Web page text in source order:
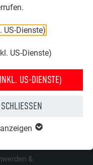
Dienste)
US-Dienste)
US-DIENSTE)
IHNEN
& Antworten
bestellen
anfordern
&